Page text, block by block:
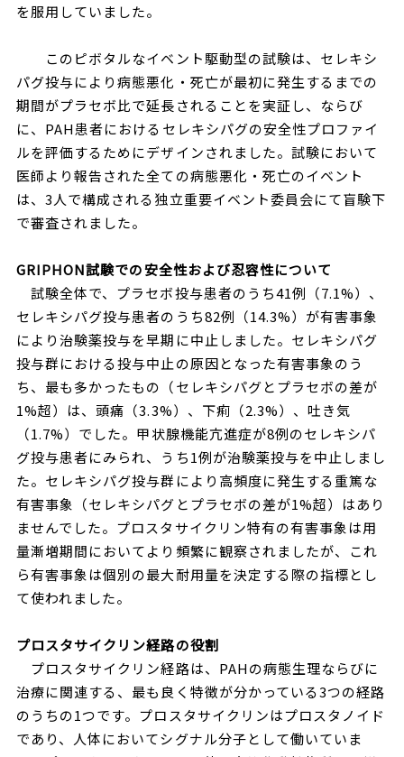
を服用していました。
このピボタルなイベント駆動型の試験は、セレキシ
パグ投与により病態悪化・死亡が最初に発生するまでの
期間がプラセボ比で延長されることを実証し、ならび
に、PAH患者におけるセレキシパグの安全性プロファイ
ルを評価するためにデザインされました。試験において
医師より報告された全ての病態悪化・死亡のイベント
は、3人で構成される独立重要イベント委員会にて盲験下
で審査されました。
GRIPHON試験での安全性および忍容性について
試験全体で、プラセボ投与患者のうち41例（7.1%）、
セレキシパグ投与患者のうち82例（14.3%）が有害事象
により治験薬投与を早期に中止しました。セレキシパグ
投与群における投与中止の原因となった有害事象のう
ち、最も多かったもの（セレキシパグとプラセボの差が
1%超）は、頭痛（3.3%）、下痢（2.3%）、吐き気
（1.7%）でした。甲状腺機能亢進症が8例のセレキシパ
グ投与患者にみられ、うち1例が治験薬投与を中止しまし
た。セレキシパグ投与群により高頻度に発生する重篤な
有害事象（セレキシパグとプラセボの差が1%超）はあり
ませんでした。プロスタサイクリン特有の有害事象は用
量漸増期間においてより頻繁に観察されましたが、これ
ら有害事象は個別の最大耐用量を決定する際の指標とし
て使われました。
プロスタサイクリン経路の役割
プロスタサイクリン経路は、PAHの病態生理ならびに
治療に関連する、最も良く特徴が分かっている3つの経路
のうちの1つです。プロスタサイクリンはプロスタノイド
であり、人体においてシグナル分子として働いていま